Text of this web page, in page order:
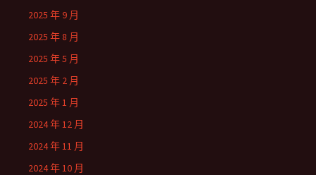
2025 年 9 月
2025 年 8 月
2025 年 5 月
2025 年 2 月
2025 年 1 月
2024 年 12 月
2024 年 11 月
2024 年 10 月